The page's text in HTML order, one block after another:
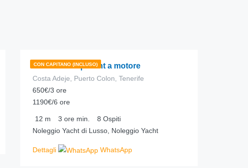
CON CAPITANO (INCLUSO)
Portofino 35 | Yacht a motore
Costa Adeje, Puerto Colon, Tenerife
650€/3 ore
1190€/6 ore
12 m 3 ore min. 8 Ospiti
Noleggio Yacht di Lusso, Noleggio Yacht
Dettagli WhatsApp